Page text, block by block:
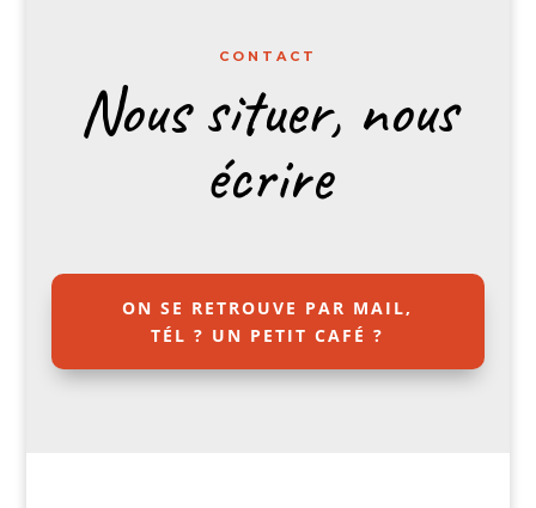
CONTACT
Nous situer, nous
écrire
ON SE RETROUVE PAR MAIL,
TÉL ? UN PETIT CAFÉ ?